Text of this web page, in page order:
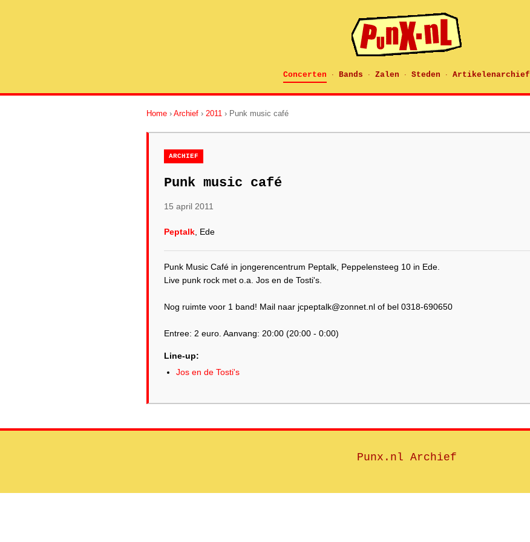
Concerten · Bands · Zalen · Steden · Artikelenarchief
Home › Archief › 2011 › Punk music café
ARCHIEF
Punk music café
15 april 2011
Peptalk , Ede
Punk Music Café in jongerencentrum Peptalk, Peppelensteeg 10 in Ede.
Live punk rock met o.a. Jos en de Tosti's.
Nog ruimte voor 1 band! Mail naar jcpeptalk@zonnet.nl of bel 0318-690650
Entree: 2 euro. Aanvang: 20:00 (20:00 - 0:00)
Line-up:
Jos en de Tosti's
Punx.nl Archief